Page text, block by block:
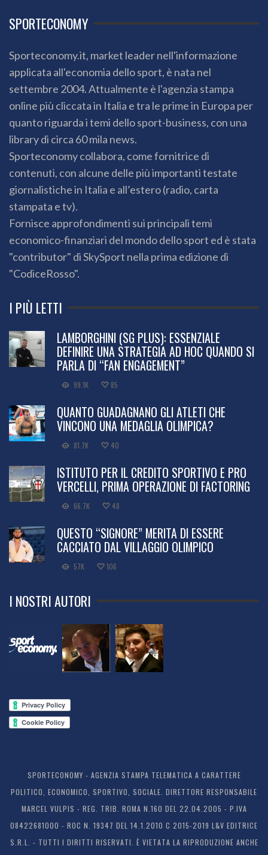
SPORTECONOMY
Sporteconomy.it, market leader nell'informazione
applicata all'economia dello sport, è nata nel
settembre 2004. Attualmente è l'agenzia stampa
online più cliccata in Italia e tra le prime in Europa per
quanto riguarda i temi dello sport-business, con una
library di circa 60 mila news.
Sporteconomy collabora, come fornitrice di
contenuti, con alcune delle più importanti testate
giornalistiche in Italia e all’estero (radio, carta
stampata e tv).
Fornisce approfondimenti sui principali temi
economico-finanziari del mondo dello sport ed è stata
"contributor" di SkySport nella prima edizione di
"CodiceRosso".
I PIÙ LETTI
LAMBORGHINI (SG PLUS): ESSENZIALE
DEFINIRE UNA STRATEGIA AD HOC QUANDO SI
PARLA DI “FAN ENGAGEMENT”
99.1K 85
QUANTO GUADAGNANO GLI ATLETI CHE
VINCONO UNA MEDAGLIA OLIMPICA?
81.7K 40
ISTITUTO PER IL CREDITO SPORTIVO E PRO
VERCELLI, PRIMA OPERAZIONE DI FACTORING
66.7K 48
QUESTO “SIGNORE” MERITA DI ESSERE
CACCIATO DAL VILLAGGIO OLIMPICO
57K 106
I NOSTRI AUTORI
SPORTECONOMY - AGENZIA STAMPA TELEMATICA A CARATTERE
POLITICO, ECONOMICO, SPORTIVO, SOCIALE. DIRETTORE RESPONSABILE
MARCEL VULPIS - REG. TRIB. ROMA N.160 DEL 22.04.2005 - P.IVA
08422681000 - ROC N. 19347 DEL 14.1.2010 C 2015-2019 L&V EDITRICE
S.R.L. - TUTTI I DIRITTI RISERVATI. È VIETATA LA RIPRODUZIONE ANCHE